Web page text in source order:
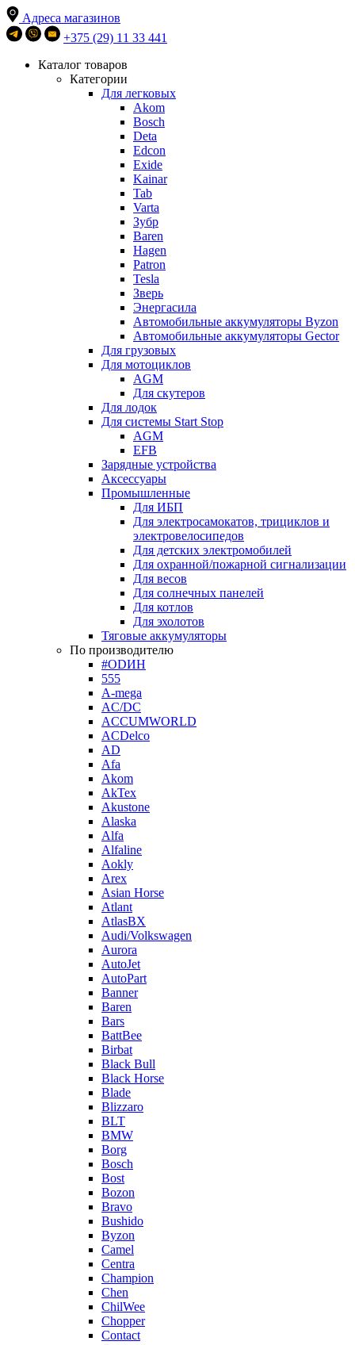
Адреса магазинов
+375 (29) 11 33 441
Каталог товаров
Категории
Для легковых
Akom
Bosch
Deta
Edcon
Exide
Kainar
Tab
Varta
Зубр
Baren
Hagen
Patron
Tesla
Зверь
Энергасила
Автомобильные аккумуляторы Byzon
Автомобильные аккумуляторы Gector
Для грузовых
Для мотоциклов
AGM
Для скутеров
Для лодок
Для системы Start Stop
AGM
EFB
Зарядные устройства
Аксессуары
Промышленные
Для ИБП
Для электросамокатов, трициклов и
электровелосипедов
Для детских электромобилей
Для охранной/пожарной сигнализации
Для весов
Для солнечных панелей
Для котлов
Для эхолотов
Тяговые аккумуляторы
По производителю
#ODИН
555
A-mega
AC/DC
ACCUMWORLD
ACDelco
AD
Afa
Akom
AkTex
Akustone
Alaska
Alfa
Alfaline
Aokly
Arex
Asian Horse
Atlant
AtlasBX
Audi/Volkswagen
Aurora
AutoJet
AutoPart
Banner
Baren
Bars
BattBee
Birbat
Black Bull
Black Horse
Blade
Blizzaro
BLT
BMW
Borg
Bosch
Bost
Bozon
Bravo
Bushido
Byzon
Camel
Centra
Champion
Chen
ChilWee
Chopper
Contact